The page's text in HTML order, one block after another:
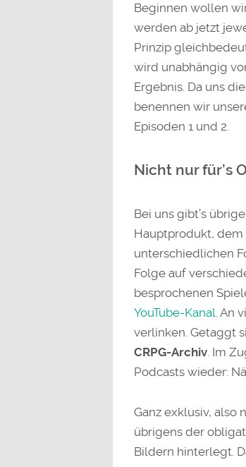
Beginnen wollen
werden ab jetzt
Prinzip
wird unabhängig
Ergebnis. Da uns
benennen wir
Episoden 1 und 2.
Nicht nur für’s
Bei uns gibt’s
Hauptprodukt,
unterschiedlichen
Folge auf
besprochenen
YouTube-Kanal . An
verlinken. Getaggt
CRPG-Archiv. Im
Podcasts wieder:
Ganz exklusiv, also
übrigens der
Bildern hinterlegt.